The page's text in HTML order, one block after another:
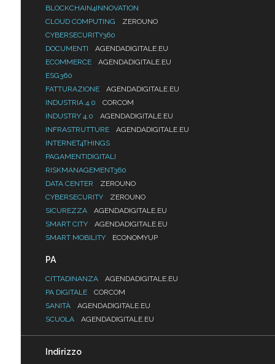
BLOCKCHAIN4INNOVATION
CLOUD COMPUTING
ZEROUNO
CYBERSECURITY360
DOCUMENTI
AGENDADIGITALE.EU
ECOMMERCE
AGENDADIGITALE.EU
ESG360
FATTURAZIONE
AGENDADIGITALE.EU
INDUSTRIA 4.0
CORCOM
INDUSTRY 4.0
AGENDADIGITALE.EU
INFRASTRUTTURE
AGENDADIGITALE.EU
INTERNET4THINGS
PAGAMENTIDIGITALI
RISKMANAGEMENT360
DATA CENTER
ZEROUNO
CYBERSECURITY
ZEROUNO
SICUREZZA
AGENDADIGITALE.EU
SMART CITY
AGENDADIGITALE.EU
SMART MOBILITY
ECONOMYUP
PA
CITTADINANZA
AGENDADIGITALE.EU
PA DIGITALE
CORCOM
SANITÀ
AGENDADIGITALE.EU
SCUOLA
AGENDADIGITALE.EU
Indirizzo